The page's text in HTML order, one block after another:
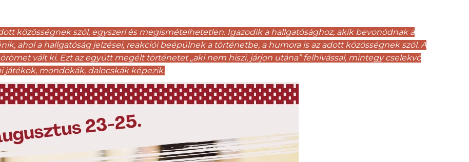
közösségnek szól, egyszeri és megismételhetetlen. Igazodik a hallgatósághoz, akik bevonódnak a
ahol a hallgatóság jelzései, reakciói beépülnek a történetbe, a humora is az adott közösségnek szól. A
vált ki. Ezt az együtt megélt történetet „aki nem hiszi, járjon utána” felhívással, mintegy cselekvő
mondókák, dalocskák képezik.